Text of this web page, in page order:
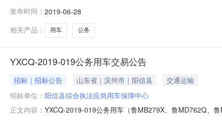
前注册登录滨州公共资源产权交易大厅提交竞买申请，
发布时间： 2019-06-28
相关产品：
用车 公务
YXCQ-2019-019公务用车交易公告
招标｜招标公告 山东省｜滨州市｜阳信县
交通运输
招标单位： 阳信县综合执法应急用车保障中心
正文内容： YXCQ-2019-019公务用车（鲁MB279X、鲁MD762Q、